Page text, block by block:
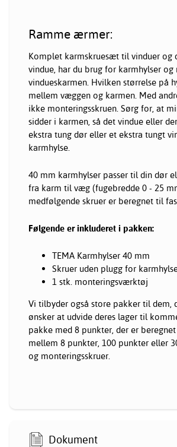
Ramme ærmer:
Komplet karmskruesæt til vinduer og
vindue, har du brug for karmhylser
vindueskarmen. Hvilken størrelse på
mellem væggen og karmen. Med
ikke monteringsskruen. Sørg for, at
sidder i karmen, så det vindue eller
ekstra tung dør eller et ekstra tungt
karmhylse.
40 mm karmhylser passer til din dør
fra karm til væg (fugebredde 0 - 25
medfølgende skruer er beregnet til
Følgende er inkluderet i pakken:
TEMA Karmhylser 40 mm
Skruer uden plugg for
1 stk. monteringsværktøj
Vi tilbyder også store pakker til dem,
ønsker at udvide deres lager til
pakke med 8 punkter, der er
mellem 8 punkter, 100 punkter eller
og monteringsskruer.
Dokument